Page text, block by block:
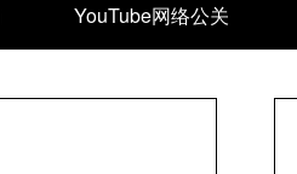
YouTube网络公关